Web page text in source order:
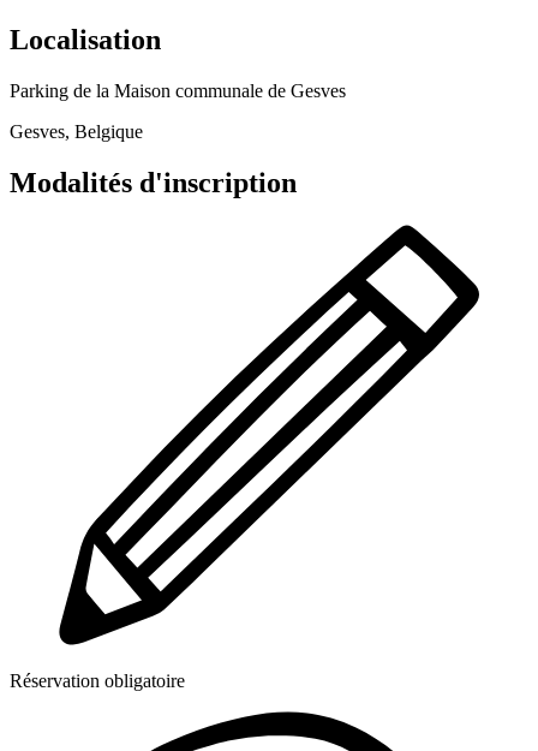
Localisation
Parking de la Maison communale de Gesves
Gesves, Belgique
Modalités d'inscription
Réservation obligatoire